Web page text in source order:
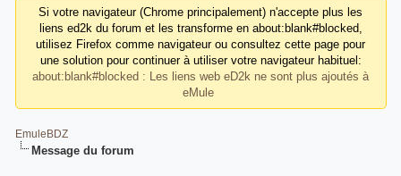
Si votre navigateur (Chrome principalement) n'accepte plus les
liens ed2k du forum et les transforme en about:blank#blocked,
utilisez Firefox comme navigateur ou consultez cette page pour
une solution pour continuer à utiliser votre navigateur habituel:
about:blank#blocked : Les liens web eD2k ne sont plus ajoutés à
eMule
EmuleBDZ
Message du forum